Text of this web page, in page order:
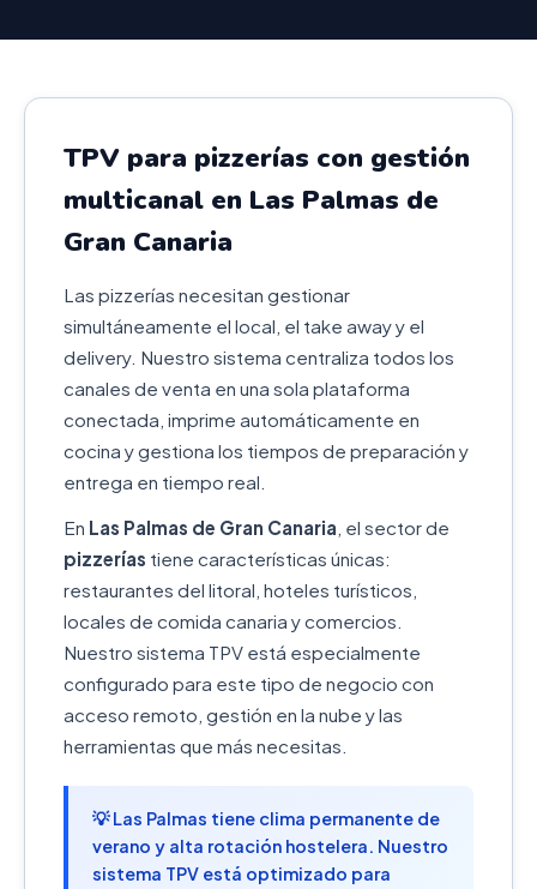
TPV para pizzerías con gestión
multicanal en Las Palmas de
Gran Canaria
Las pizzerías necesitan gestionar
simultáneamente el local, el take away y el
delivery. Nuestro sistema centraliza todos los
canales de venta en una sola plataforma
conectada, imprime automáticamente en
cocina y gestiona los tiempos de preparación y
entrega en tiempo real.
En Las Palmas de Gran Canaria , el sector de
pizzerías tiene características únicas:
restaurantes del litoral, hoteles turísticos,
locales de comida canaria y comercios.
Nuestro sistema TPV está especialmente
configurado para este tipo de negocio con
acceso remoto, gestión en la nube y las
herramientas que más necesitas.
💡 Las Palmas tiene clima permanente de
verano y alta rotación hostelera. Nuestro
sistema TPV está optimizado para